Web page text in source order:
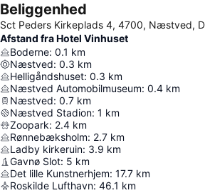
Beliggenhed
Sct Peders Kirkeplads 4, 4700, Næstved,
Afstand fra Hotel Vinhuset
Boderne: 0.1 km
Næstved: 0.3 km
Helligåndshuset: 0.3 km
Næstved Automobilmuseum: 0.4 km
Næstved: 0.7 km
Næstved Stadion: 1 km
Zoopark: 2.4 km
Rønnebæksholm: 2.7 km
Ladby kirkeruin: 3.9 km
Gavnø Slot: 5 km
Det lille Kunstnerhjem: 17.7 km
Roskilde Lufthavn: 46.1 km